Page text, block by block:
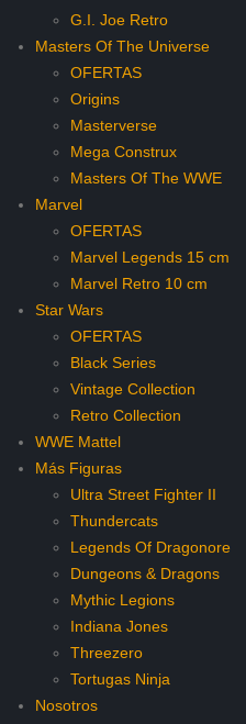
G.I. Joe Retro
Masters Of The Universe
OFERTAS
Origins
Masterverse
Mega Construx
Masters Of The WWE
Marvel
OFERTAS
Marvel Legends 15 cm
Marvel Retro 10 cm
Star Wars
OFERTAS
Black Series
Vintage Collection
Retro Collection
WWE Mattel
Más Figuras
Ultra Street Fighter II
Thundercats
Legends Of Dragonore
Dungeons & Dragons
Mythic Legions
Indiana Jones
Threezero
Tortugas Ninja
Nosotros